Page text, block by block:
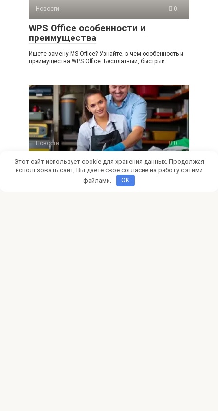
Новости 0
WPS Office особенности и
преимущества
Ищете замену MS Office? Узнайте, в чем особенность и
преимущества WPS Office. Бесплатный, быстрый
Новости 0
Профессиональное обслуживание
и эксплуатация беспилотных
авиационных систем
Этот сайт использует cookie для хранения данных. Продолжая
использовать сайт, Вы даете свое согласие на работу с этими
файлами.
OK